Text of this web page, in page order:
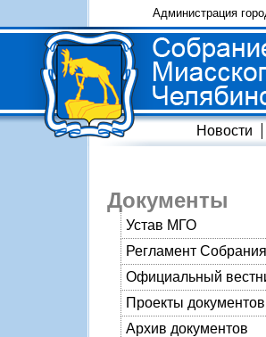
Администрация
Новости
Документы
Устав МГО
Регламент
Официальный
Проекты документов
Архив документов